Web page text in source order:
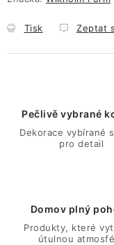
Tisk Zeptat
Pečlivě vybrané
Dekorace vybírané
pro detail
Domov plný
Produkty, které
útulnou